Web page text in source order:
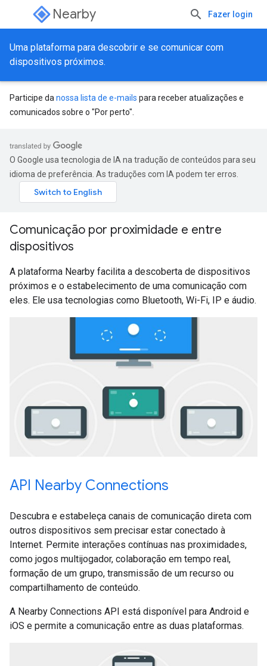
Nearby Fazer login
Uma plataforma para descobrir e se comunicar com
dispositivos próximos.
Participe da nossa lista de e-mails para receber atualizações e
comunicados sobre o "Por perto".
O Google usa tecnologia de IA na tradução de conteúdos para seu
idioma de preferência. As traduções com IA podem ter erros.
Comunicação por proximidade e entre
dispositivos
A plataforma Nearby facilita a descoberta de dispositivos
próximos e o estabelecimento de uma comunicação com
eles. Ele usa tecnologias como Bluetooth, Wi-Fi, IP e áudio.
API Nearby Connections
Descubra e estabeleça canais de comunicação direta com
outros dispositivos sem precisar estar conectado à
Internet. Permite interações contínuas nas proximidades,
como jogos multijogador, colaboração em tempo real,
formação de um grupo, transmissão de um recurso ou
compartilhamento de conteúdo.
A Nearby Connections API está disponível para Android e
iOS e permite a comunicação entre as duas plataformas.